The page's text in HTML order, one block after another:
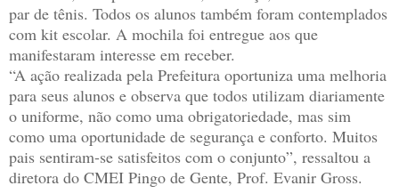
par de tênis. Todos os alunos também foram contemplados
com kit escolar. A mochila foi entregue aos que
manifestaram interesse em receber.
“A ação realizada pela Prefeitura oportuniza uma melhoria
para seus alunos e observa que todos utilizam diariamente
o uniforme, não como uma obrigatoriedade, mas sim
como uma oportunidade de segurança e conforto. Muitos
pais sentiram-se satisfeitos com o conjunto”, ressaltou a
diretora do CMEI Pingo de Gente, Prof. Evanir Gross.